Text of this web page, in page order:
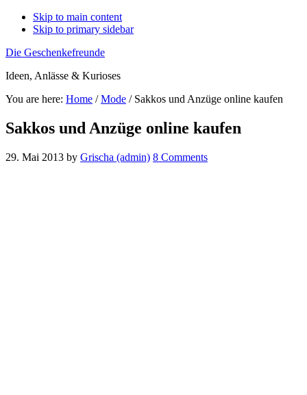
Skip to main content
Skip to primary sidebar
Die Geschenkefreunde
Ideen, Anlässe & Kurioses
You are here: Home / Mode /Sakkos und Anzüge online kaufen
Sakkos und Anzüge online kaufen
29. Mai 2013 by Grischa (admin) 8 Comments